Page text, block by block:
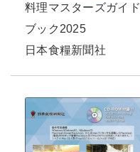
料理マスターズガイド
ブック2025
日本食糧新聞社